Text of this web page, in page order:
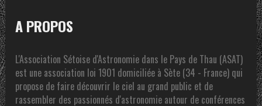
A PROPOS
L'Association Sétoise d'Astronomie dans le Pays de Thau (ASAT)
est une association loi 1901 domiciliée à Sète (34 - France) qui
propose de faire découvrir le ciel au grand public et de
rassembler des passionnés d'astronomie autour de conférences